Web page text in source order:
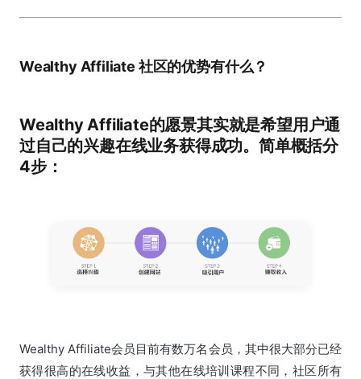
Wealthy Affiliate 社区的优势有什么？
Wealthy Affiliate的愿景其实就是希望用户通
过自己的兴趣在线业务获得成功。简单概括分
4步：
Wealthy Affiliate会员目前有数万名会员，其中很大部分已经
获得很高的在线收益，与其他在线培训课程不同，社区所有